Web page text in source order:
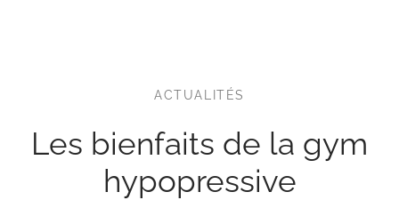
ACTUALITÉS
Les bienfaits de la gym
hypopressive